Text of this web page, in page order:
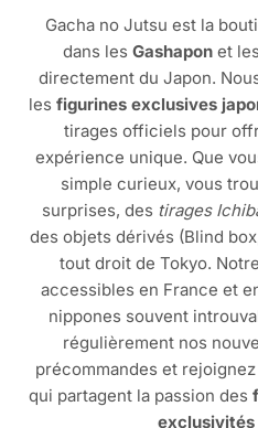
Gacha no Jutsu est la
dans les Gashapon et les
directement du Japon.
les figurines exclusives
tirages officiels pour
expérience unique. Que
simple curieux, vous
surprises, des tirages
des objets dérivés (Blind
tout droit de Tokyo.
accessibles en France et
nippones souvent
régulièrement nos
précommandes et
qui partagent la passion des
exclusivités